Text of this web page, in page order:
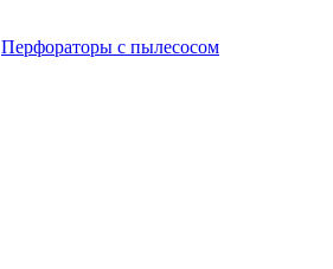
Перфораторы с пылесосом